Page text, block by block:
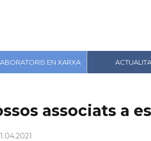
EN XARXA
associats a